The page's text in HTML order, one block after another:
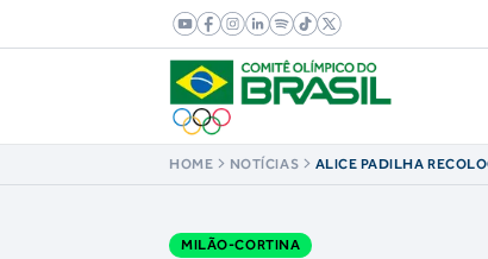
HOME NOTÍCIAS
ALICE PADILHA
MILÃO-CORTINA